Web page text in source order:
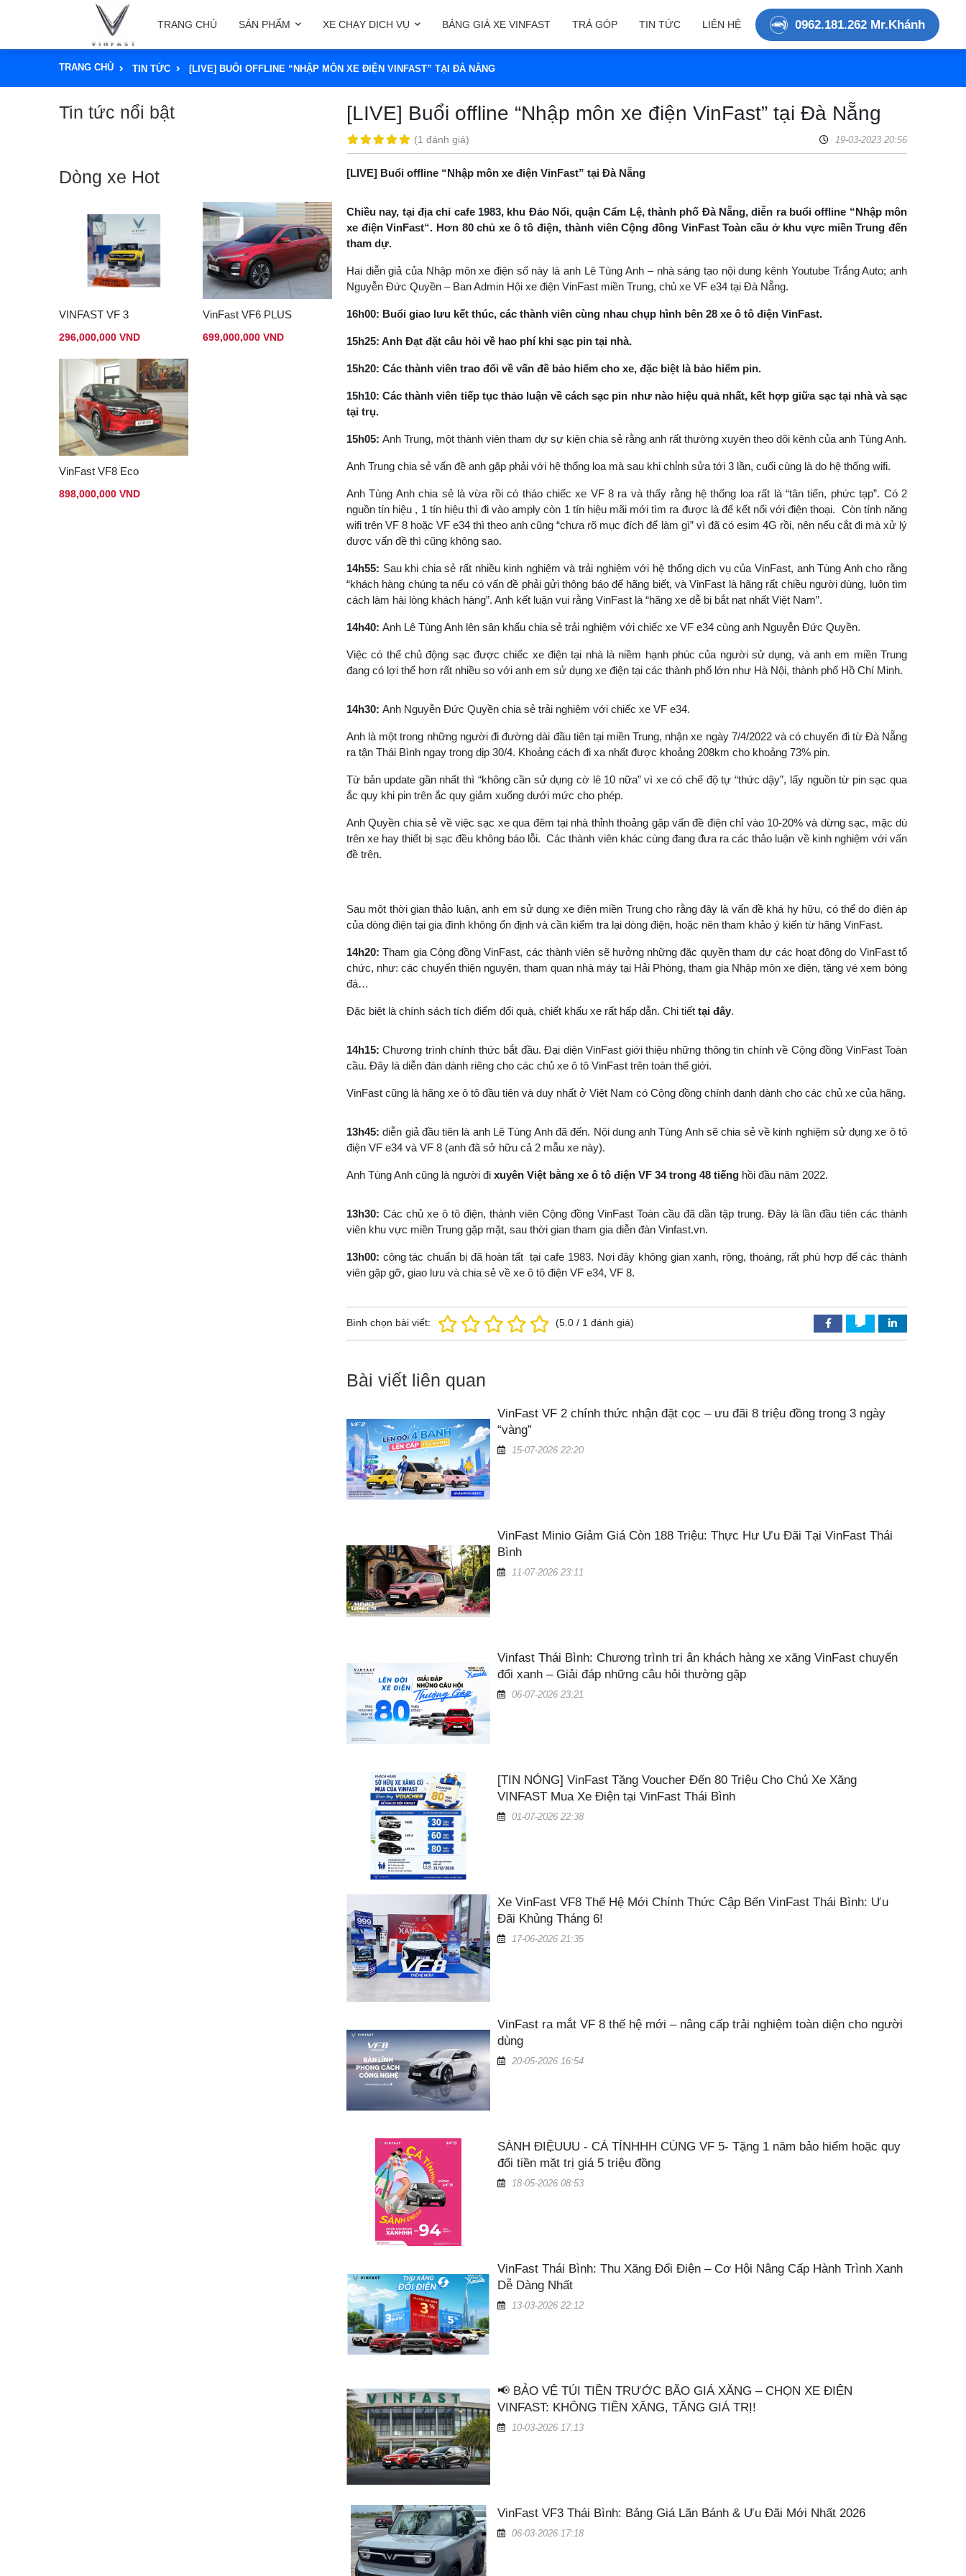
TRANG CHỦ SẢN PHẨM XE CHẠY DỊCH VỤ BẢNG GIÁ XE VINFAST TRẢ GÓP TIN TỨC LIÊN HỆ 0962.181.262 Mr.Khánh
TRANG CHỦ TIN TỨC [LIVE] BUỔI OFFLINE “NHẬP MÔN XE ĐIỆN VINFAST” TẠI ĐÀ NẴNG
Tin tức nổi bật
Dòng xe Hot
VINFAST VF 3
296,000,000 VND
VinFast VF6 PLUS
699,000,000 VND
VinFast VF8 Eco
898,000,000 VND
[LIVE] Buổi offline “Nhập môn xe điện VinFast” tại Đà Nẵng
(1 đánh giá) 19-03-2023 20:56
[LIVE] Buổi offline “Nhập môn xe điện VinFast” tại Đà Nẵng
Chiều nay, tại địa chỉ cafe 1983, khu Đảo Nổi, quận Cẩm Lệ, thành phố Đà Nẵng, diễn ra buổi offline “Nhập môn
xe điện VinFast“. Hơn 80 chủ xe ô tô điện, thành viên Cộng đồng VinFast Toàn cầu ở khu vực miền Trung đến
tham dự.
Hai diễn giả của Nhập môn xe điện số này là anh Lê Tùng Anh – nhà sáng tạo nội dung kênh Youtube Trắng Auto; anh
Nguyễn Đức Quyền – Ban Admin Hội xe điện VinFast miền Trung, chủ xe VF e34 tại Đà Nẵng.
16h00: Buổi giao lưu kết thúc, các thành viên cùng nhau chụp hình bên 28 xe ô tô điện VinFast.
15h25: Anh Đạt đặt câu hỏi về hao phí khi sạc pin tại nhà.
15h20: Các thành viên trao đổi về vấn đề bảo hiểm cho xe, đặc biệt là bảo hiểm pin.
15h10: Các thành viên tiếp tục thảo luận về cách sạc pin như nào hiệu quả nhất, kết hợp giữa sạc tại nhà và sạc
tại trụ.
15h05: Anh Trung, một thành viên tham dự sự kiện chia sẻ rằng anh rất thường xuyên theo dõi kênh của anh Tùng Anh.
Anh Trung chia sẻ vấn đề anh gặp phải với hệ thống loa mà sau khi chỉnh sửa tới 3 lần, cuối cùng là do hệ thống wifi.
Anh Tùng Anh chia sẻ là vừa rồi có tháo chiếc xe VF 8 ra và thấy rằng hệ thống loa rất là “tân tiến, phức tạp”. Có 2
nguồn tín hiệu , 1 tín hiệu thì đi vào amply còn 1 tín hiệu mãi mới tìm ra được là để kết nối với điện thoại. Còn tính năng
wifi trên VF 8 hoặc VF e34 thì theo anh cũng “chưa rõ mục đích để làm gì” vì đã có esim 4G rồi, nên nếu cắt đi mà xử lý
được vấn đề thì cũng không sao.
14h55: Sau khi chia sẻ rất nhiều kinh nghiệm và trải nghiệm với hệ thống dịch vụ của VinFast, anh Tùng Anh cho rằng
“khách hàng chúng ta nếu có vấn đề phải gửi thông báo để hãng biết, và VinFast là hãng rất chiều người dùng, luôn tìm
cách làm hài lòng khách hàng”. Anh kết luận vui rằng VinFast là “hãng xe dễ bị bắt nạt nhất Việt Nam”.
14h40: Anh Lê Tùng Anh lên sân khấu chia sẻ trải nghiệm với chiếc xe VF e34 cùng anh Nguyễn Đức Quyền.
Việc có thể chủ động sạc được chiếc xe điện tại nhà là niềm hạnh phúc của người sử dụng, và anh em miền Trung
đang có lợi thế hơn rất nhiều so với anh em sử dụng xe điện tại các thành phố lớn như Hà Nội, thành phố Hồ Chí Minh.
14h30: Anh Nguyễn Đức Quyền chia sẻ trải nghiệm với chiếc xe VF e34.
Anh là một trong những người đi đường dài đầu tiên tại miền Trung, nhận xe ngày 7/4/2022 và có chuyến đi từ Đà Nẵng
ra tận Thái Bình ngay trong dịp 30/4. Khoảng cách đi xa nhất được khoảng 208km cho khoảng 73% pin.
Từ bản update gần nhất thì “không cần sử dụng cờ lê 10 nữa” vì xe có chế độ tự “thức dậy”, lấy nguồn từ pin sạc qua
ắc quy khi pin trên ắc quy giảm xuống dưới mức cho phép.
Anh Quyền chia sẻ về việc sạc xe qua đêm tại nhà thỉnh thoảng gặp vấn đề điện chỉ vào 10-20% và dừng sạc, mặc dù
trên xe hay thiết bị sạc đều không báo lỗi. Các thành viên khác cùng đang đưa ra các thảo luận về kinh nghiệm với vấn
đề trên.
Sau một thời gian thảo luận, anh em sử dụng xe điện miền Trung cho rằng đây là vấn đề khá hy hữu, có thể do điện áp
của dòng điện tại gia đình không ổn định và cần kiểm tra lại dòng điện, hoặc nên tham khảo ý kiến từ hãng VinFast.
14h20: Tham gia Cộng đồng VinFast, các thành viên sẽ hưởng những đặc quyền tham dự các hoạt động do VinFast tổ
chức, như: các chuyến thiện nguyện, tham quan nhà máy tại Hải Phòng, tham gia Nhập môn xe điện, tặng vé xem bóng
đá…
Đặc biệt là chính sách tích điểm đổi quà, chiết khấu xe rất hấp dẫn. Chi tiết tại đây.
14h15: Chương trình chính thức bắt đầu. Đại diện VinFast giới thiệu những thông tin chính về Cộng đồng VinFast Toàn
cầu. Đây là diễn đàn dành riêng cho các chủ xe ô tô VinFast trên toàn thế giới.
VinFast cũng là hãng xe ô tô đầu tiên và duy nhất ở Việt Nam có Cộng đồng chính danh dành cho các chủ xe của hãng.
13h45: diễn giả đầu tiên là anh Lê Tùng Anh đã đến. Nội dung anh Tùng Anh sẽ chia sẻ về kinh nghiệm sử dụng xe ô tô
điện VF e34 và VF 8 (anh đã sở hữu cả 2 mẫu xe này).
Anh Tùng Anh cũng là người đi xuyên Việt bằng xe ô tô điện VF 34 trong 48 tiếng hồi đầu năm 2022.
13h30: Các chủ xe ô tô điện, thành viên Cộng đồng VinFast Toàn cầu đã dần tập trung. Đây là lần đầu tiên các thành
viên khu vực miền Trung gặp mặt, sau thời gian tham gia diễn đàn Vinfast.vn.
13h00: công tác chuẩn bị đã hoàn tất tại cafe 1983. Nơi đây không gian xanh, rộng, thoáng, rất phù hợp để các thành
viên gặp gỡ, giao lưu và chia sẻ về xe ô tô điện VF e34, VF 8.
Bình chọn bài viết: (5.0 / 1 đánh giá)
Bài viết liên quan
VinFast VF 2 chính thức nhận đặt cọc – ưu đãi 8 triệu đồng trong 3 ngày
“vàng”
15-07-2026 22:20
VinFast Minio Giảm Giá Còn 188 Triệu: Thực Hư Ưu Đãi Tại VinFast Thái
Bình
11-07-2026 23:11
Vinfast Thái Bình: Chương trình tri ân khách hàng xe xăng VinFast chuyển
đổi xanh – Giải đáp những câu hỏi thường gặp
06-07-2026 23:21
[TIN NÓNG] VinFast Tặng Voucher Đến 80 Triệu Cho Chủ Xe Xăng
VINFAST Mua Xe Điện tại VinFast Thái Bình
01-07-2026 22:38
Xe VinFast VF8 Thế Hệ Mới Chính Thức Cập Bến VinFast Thái Bình: Ưu
Đãi Khủng Tháng 6!
17-06-2026 21:35
VinFast ra mắt VF 8 thế hệ mới – nâng cấp trải nghiệm toàn diện cho người
dùng
20-05-2026 16:54
SÀNH ĐIỆUUU - CÁ TÍNHHH CÙNG VF 5- Tặng 1 năm bảo hiểm hoặc quy
đổi tiền mặt trị giá 5 triệu đồng
18-05-2026 08:53
VinFast Thái Bình: Thu Xăng Đổi Điện – Cơ Hội Nâng Cấp Hành Trình Xanh
Dễ Dàng Nhất
13-03-2026 22:12
📢 BẢO VỆ TÚI TIỀN TRƯỚC BÃO GIÁ XĂNG – CHỌN XE ĐIỆN
VINFAST: KHÔNG TIỀN XĂNG, TĂNG GIÁ TRỊ!
10-03-2026 17:13
VinFast VF3 Thái Bình: Bảng Giá Lăn Bánh & Ưu Đãi Mới Nhất 2026
06-03-2026 17:18